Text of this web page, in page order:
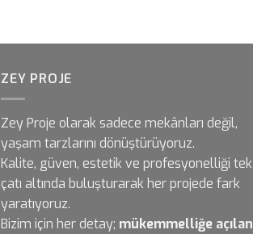
ZEY PROJE
Zey Proje olarak sadece mekânları değil,
yaşam tarzlarını dönüştürüyoruz.
Kalite, güven, estetik ve profesyonelliği tek
çatı altında buluşturarak her projede fark
yaratıyoruz.
Bizim için her detay; mükemmelliğe açılan